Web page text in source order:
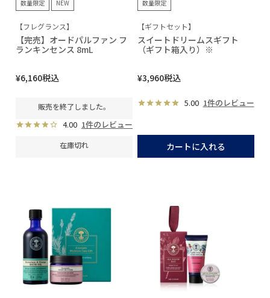
数量限定 NEW
【フレグランス】
【完売】オードパルファン フ
ランキンセンス 8mL
¥6,160税込
販売を終了しました。
4.00 1件のレビュー
在庫切れ
数量限定
【ギフトセット】
スイートドリームスギフト
（ギフト箱入り）※
¥3,960税込
5.00 1件のレビュー
カートに入れる